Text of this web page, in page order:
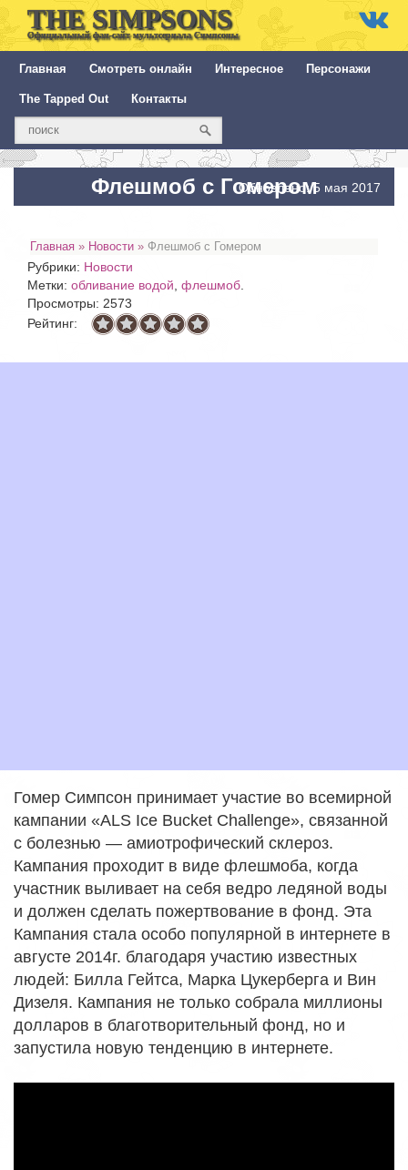
THE SIMPSONS
Официальный фан-сайт мультсериала Симпсоны
Главная Смотреть онлайн Интересное Персонажи
The Tapped Out Контакты
Флешмоб с Гомером
Обновлено: 5 мая 2017
Главная » Новости » Флешмоб с Гомером
Рубрики: Новости
Метки: обливание водой флешмоб
Просмотры: 2573
Рейтинг:
Гомер Симпсон принимает участие во всемирной
кампании «ALS Ice Bucket Challenge», связанной
с болезнью — амиотрофический склероз.
Кампания проходит в виде флешмоба, когда
участник выливает на себя ведро ледяной воды
и должен сделать пожертвование в фонд. Эта
Кампания стала особо популярной в интернете в
августе 2014г. благодаря участию известных
людей: Билла Гейтса, Марка Цукерберга и Вин
Дизеля. Кампания не только собрала миллионы
долларов в благотворительный фонд, но и
запустила новую тенденцию в интернете.